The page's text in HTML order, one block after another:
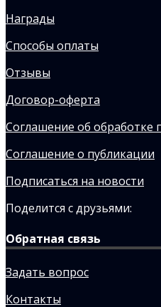
Награды
Способы оплаты
Отзывы
Договор-оферта
Соглашение об обработке
Соглашение о публикации
Подписаться на новости
Поделится с друзьями:
Обратная связь
Задать вопрос
Контакты